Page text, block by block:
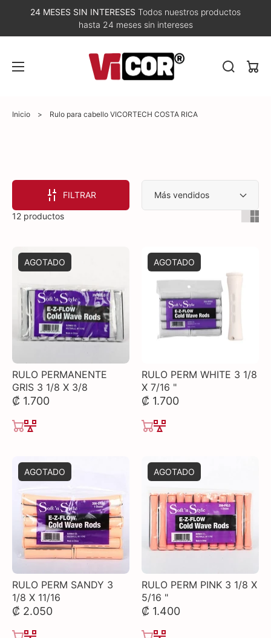
24 MESES SIN INTERESES Todos nuestros productos
hasta 24 meses sin intereses
Inicio > Rulo para cabello VICORTECH COSTA RICA
FILTRAR
12 productos
RULO PERMANENTE
GRIS 3 1/8 X 3/8
₡ 1.700
AGOTADO
RULO PERM WHITE 3 1/8
X 7/16 "
₡ 1.700
AGOTADO
RULO PERM SANDY 3
1/8 X 11/16
₡ 2.050
AGOTADO
RULO PERM PINK 3 1/8 X
5/16 "
₡ 1.400
AGOTADO